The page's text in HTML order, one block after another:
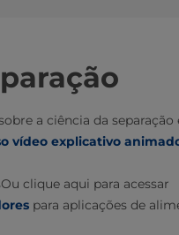
a ciência da
vídeo explicativo
clique aqui para acessar
para aplicações de